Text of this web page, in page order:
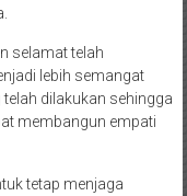
selamat telah
lebih semangat
dilakukan sehingga
membangun empati
tetap menjaga